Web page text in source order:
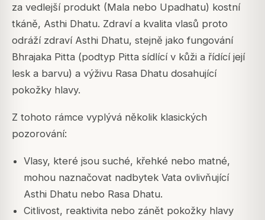
za vedlejší produkt (Mala nebo Upadhatu) kostní
tkáně, Asthi Dhatu. Zdraví a kvalita vlasů proto
odráží zdraví Asthi Dhatu, stejně jako fungování
Bhrajaka Pitta (podtyp Pitta sídlící v kůži a řídící její
lesk a barvu) a výživu Rasa Dhatu dosahující
pokožky hlavy.
Z tohoto rámce vyplývá několik klasických
pozorování:
Vlasy, které jsou suché, křehké nebo matné,
mohou naznačovat nadbytek Vata ovlivňující
Asthi Dhatu nebo Rasa Dhatu.
Citlivost, reaktivita nebo zánět pokožky hlavy